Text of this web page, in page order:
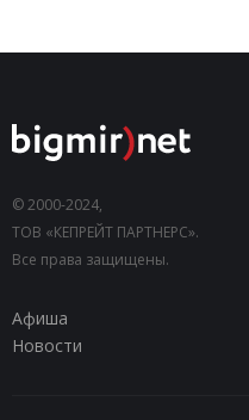
© 2000-2024,
ТОВ «КЕПРЕЙТ ПАРТНЕРС».
Все права защищены.
Афиша
Новости